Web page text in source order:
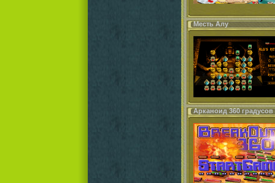
Месть Алу
Арканоид 360 градусов